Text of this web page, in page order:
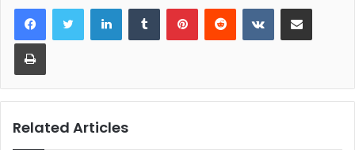
LinkedInTumblr PinterestReddit VKontakteShare via Email
Print
Related Articles